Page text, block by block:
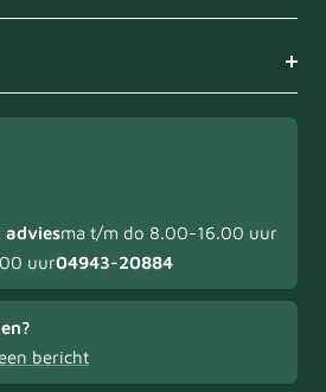
adviesma t/m do 8.00-16.00 uur
uur04943-20884
bericht